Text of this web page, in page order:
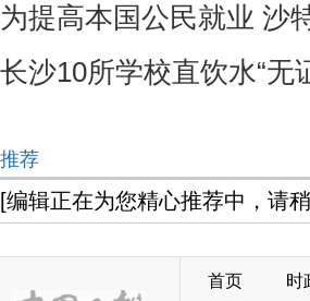
为提高本国公民就业 沙
长沙10所学校直饮水“无
推荐
[编辑正在为您精心推荐中，请
首页 时